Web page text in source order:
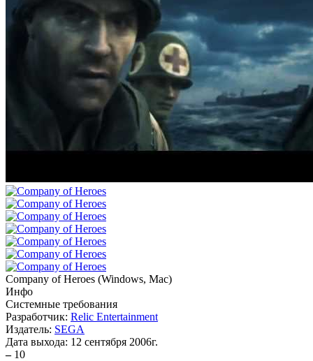
Company of Heroes (Windows, Mac)
Инфо
Системные требования
Разработчик: Relic Entertainment
Издатель: SEGA
Дата выхода: 12 сентября 2006г.
– 10